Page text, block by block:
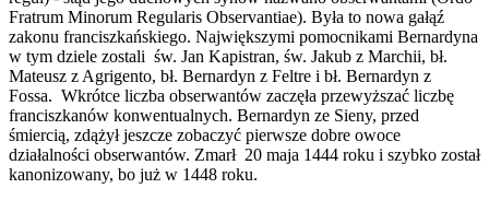
Fratrum Minorum Regularis Observantiae). Była to nowa gałąź
zakonu franciszkańskiego. Największymi pomocnikami Bernardyna
w tym dziele zostali św. Jan Kapistran, św. Jakub z Marchii, bł.
Mateusz z Agrigento, bł. Bernardyn z Feltre i bł. Bernardyn z
Fossa. Wkrótce liczba obserwantów zaczęła przewyższać liczbę
franciszkanów konwentualnych. Bernardyn ze Sieny, przed
śmiercią, zdążył jeszcze zobaczyć pierwsze dobre owoce
działalności obserwantów. Zmarł 20 maja 1444 roku i szybko został
kanonizowany, bo już w 1448 roku.